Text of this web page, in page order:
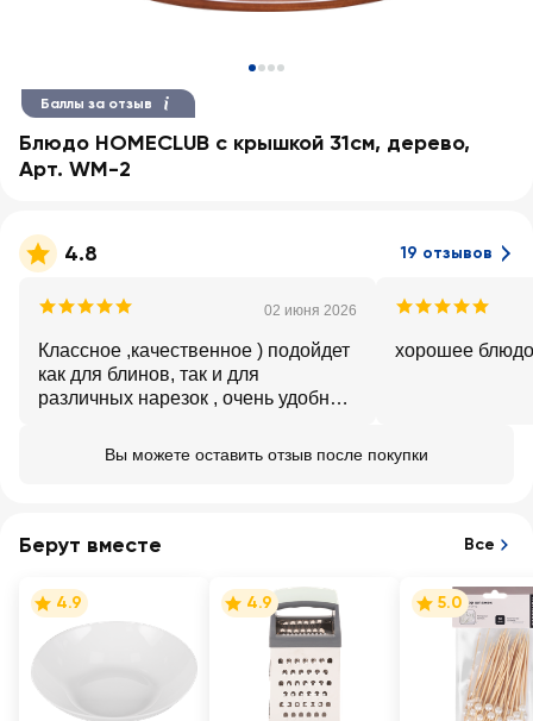
Баллы за отзыв
Блюдо HOMECLUB с крышкой 31см, дерево,
Арт. WM-2
4.8 19 отзывов
02 июня 2026
Классное ,качественное ) подойдет
как для блинов, так и для
различных нарезок , очень удобно
хорошее блюдо
Вы можете оставить отзыв после покупки
Берут вместе Все
4.9 4.9 5.0